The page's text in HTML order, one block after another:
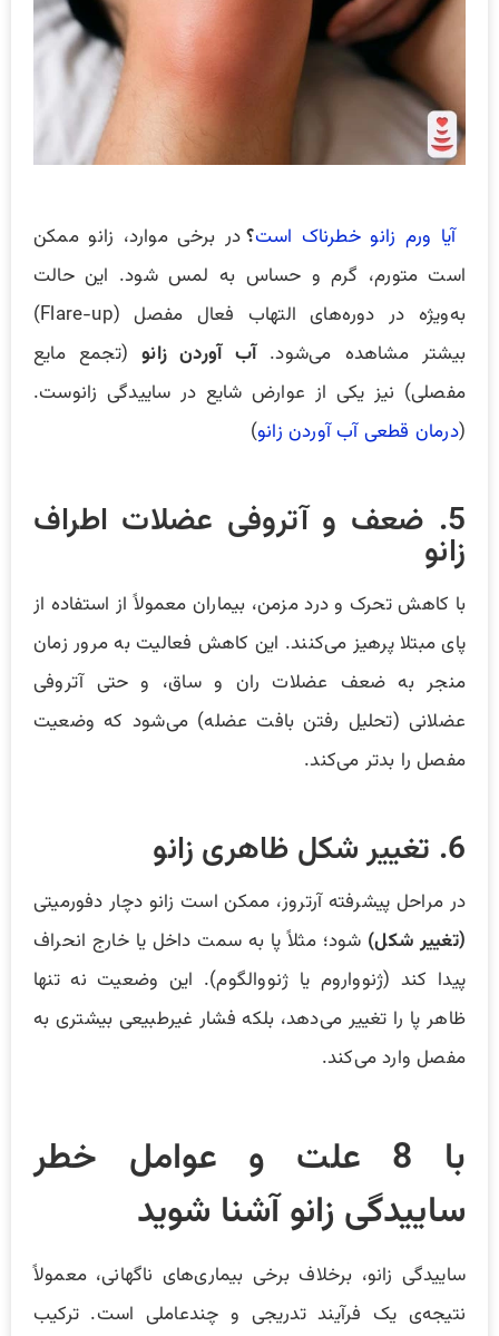
آیا ورم زانو خطرناک است؟در برخی موارد، زانو ممکن
است متورم، گرم و حساس به لمس شود. این حالت
به‌ویژه در دوره‌های التهاب فعال مفصل (Flare-up)
بیشتر مشاهده می‌شود.آب آوردن زانو(تجمع مایع
مفصلی) نیز یکی از عوارض شایع در ساییدگی زانوست.
(درمان قطعی آب آوردن زانو)
5. ضعف و آتروفی عضلات اطراف
زانو
با کاهش تحرک و درد مزمن، بیماران معمولاً از استفاده از
پای مبتلا پرهیز می‌کنند. این کاهش فعالیت به مرور زمان
منجر به ضعف عضلات ران و ساق، و حتی آتروفی
عضلانی (تحلیل رفتن بافت عضله) می‌شود که وضعیت
مفصل را بدتر می‌کند.
6. تغییر شکل ظاهری زانو
در مراحل پیشرفته آرتروز، ممکن است زانو دچار دفورمیتی
(تغییر شکل) شود؛ مثلاً پا به سمت داخل یا خارج انحراف
پیدا کند (ژنوواروم یا ژنووالگوم). این وضعیت نه تنها
ظاهر پا را تغییر می‌دهد، بلکه فشار غیرطبیعی بیشتری به
مفصل وارد می‌کند.
با 8 علت‌ و عوامل خطر
ساییدگی زانو آشنا شوید
ساییدگی زانو، برخلاف برخی بیماری‌های ناگهانی، معمولاً
نتیجه‌ی یک فرآیند تدریجی و چندعاملی است. ترکیب